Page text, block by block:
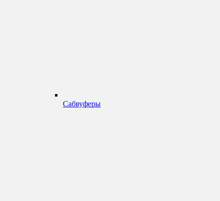
Сабвуферы